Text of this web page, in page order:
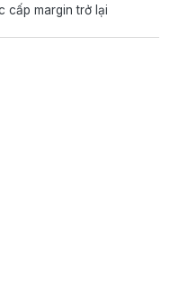
cấp margin trở lại